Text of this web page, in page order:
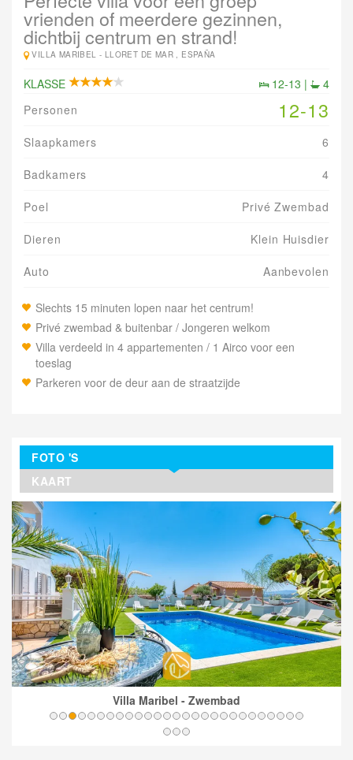
vrienden of meerdere gezinnen,
dichtbij centrum en strand!
VILLA MARIBEL - LLORET DE MAR , ESPAÑA
KLASSE 12-13 |
4
Personen
12-13
Slaapkamers 6
Badkamers 4
Poel Privé Zwembad
Dieren Klein Huisdier
Auto Aanbevolen
Slechts 15 minuten lopen naar het centrum!
Privé zwembad & buitenbar / Jongeren welkom
Villa verdeeld in 4 appartementen / 1 Airco voor een
toeslag
Parkeren voor de deur aan de straatzijde
FOTO 'S
KAART
Villa Maribel - Zwembad